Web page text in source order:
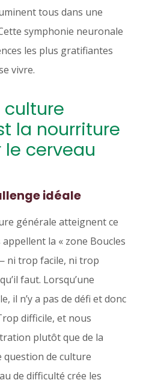
tous dans une
symphonie neuronale
les plus gratifiantes
vivre.
culture
la nourriture
cerveau
idéale
générale atteignent ce
la « zone Boucles
ni trop facile, ni trop
faut. Lorsqu’une
il n’y a pas de défi et donc
difficile, et nous
plutôt que de la
question de culture
de difficulté crée les